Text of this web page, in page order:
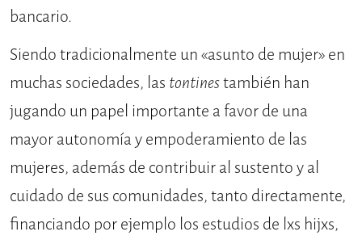
bancario.
Siendo tradicionalmente un «asunto de mujer» en
muchas sociedades, las tontinestambién han
jugando un papel importante a favor de una
mayor autonomía y empoderamiento de las
mujeres, además de contribuir al sustento y al
cuidado de sus comunidades, tanto directamente,
financiando por ejemplo los estudios de lxs hijxs,